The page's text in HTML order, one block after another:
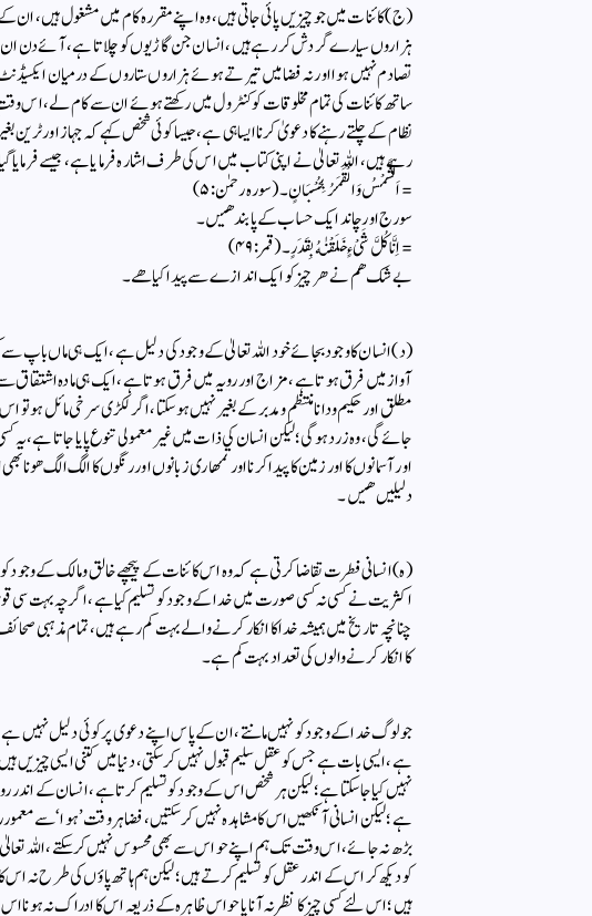
(ج) کائنات میں جو چیزیں پائی جاتی ہیں ، وہ اپنے مقررہ کام میں مشغول ہیں ،
ہزاروں سیارے گردش کررہے ہیں ، انسان جن گاڑیوں کو چلاتا ہے ، آئے دن ان
تصادم نہیں ہوا اور نہ فضا میں تیرتے ہوئے ہزاروں ستاروں کے درمیان
ساتھ کائنات کی تمام مخلوقات کو کنٹرول میں رکھتے ہوئے ان سے کام لے ، اس
نظام کے چلتے رہنے کا دعویٰ کرنا ایسا ہی ہے ، جیسا کوئی شخص کہے کہ جہاز اور ٹرین
رہے ہیں ، اللہ تعالیٰ نے اپنی کتاب میں اس کی طرف اشارہ فرمایا ہے ، جیسے فرمایا
= اَلشَّمْسُ وَ الْقَمَرُ بِحُسْبَانٍ ۔ (سورہ رحمٰن: ۵)
سورج اور چاند ایك حساب كے پابند هیں۔
= اِنَّا كُلَّ شَیْءٍ خَلَقْنٰهُ بِقَدَرٍ ۔ (قمر: ۴۹)
بے شك هم نے هر چیز كو ایك اندازے سے پیدا كیا هے۔
(د) انسان کا وجود بجائے خود اللہ تعالیٰ کے وجود کی دلیل ہے ، ایک ہی ماں
آواز میں فرق ہوتا ہے ، مزاج اور رویہ میں فرق ہوتا ہے ، ایک ہی مادہ اشتقاق
مطلق اور حکیم ودانا منتظم و مدبر کے بغیر نہیں ہوسکتا ، اگر لکڑی سرخی مائل ہو
جائے گی ، وہ زرد ہوگی ؛ لیکن انسان کی ذات میں غیر معمولی تنوع پایا جاتا ہے ، یہ
اور آسمانوں كا اور زمین كا پیدا كرنا اور تمهاری زبانوں اور رنگوں كا الگ الگ
دلیلیں هیں۔
( ہ) انسانی فطرت تقاضا کرتی ہے کہ وہ اس کائنات کے پیچھے خالق ومالک کے وجود
اکثریت نے کسی نہ کسی صورت میں خدا کے وجود کو تسلیم کیا ہے ، اگرچہ بہت
چنانچہ تاریخ میں ہمیشہ خدا کا انکار کرنے والے بہت کم رہے ہیں ، تمام مذہبی
کا انکار کرنے والوں کی تعداد بہت کم ہے ۔
جو لوگ خدا کے وجود کو نہیں مانتے ، ان کے پاس اپنے دعوی پر کوئی دلیل نہیں
ہے ، ایسی بات ہے جس کو عقل سلیم قبول نہیں کرسکتی ، دنیا میں کتنی ایسی چیزیں
نہیں کیا جاسکتا ہے ؛ لیکن ہر شخص اس کے وجود کو تسلیم کرتا ہے ، انسان کے
ہے ؛ لیکن انسانی آنکھیں اس کا مشاہدہ نہیں کرسکتیں ، فضا ہر وقت ’ہوا ‘سے
بڑھ نہ جائے ، اس وقت تک ہم اپنے حواس سے بھی محسوس نہیں کرسکتے ، اللہ
کو دیکھ کر اس کے اندر عقل کو تسلیم کرتے ہیں ؛ لیکن ہم ہاتھ پاؤں کی طرح نہ اس
ہیں ؛ اس لئے کسی چیز کا نظر نہ آنا یا حواس ظاہرہ کے ذریعہ اس کا ادراک نہ